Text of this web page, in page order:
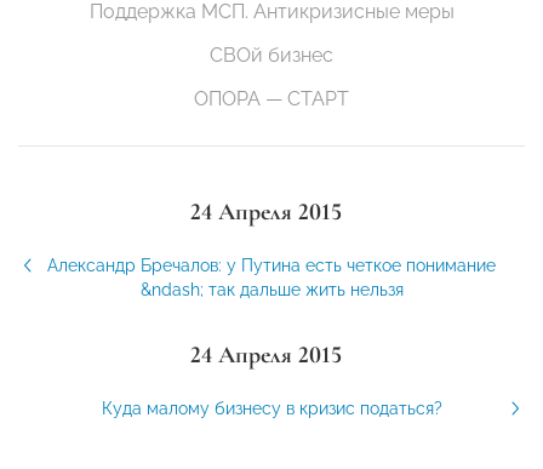
Поддержка МСП. Антикризисные меры
СВОй бизнес
ОПОРА — СТАРТ
24 Апреля 2015
Александр Бречалов: у Путина есть четкое понимание
&ndash; так дальше жить нельзя
24 Апреля 2015
Куда малому бизнесу в кризис податься?